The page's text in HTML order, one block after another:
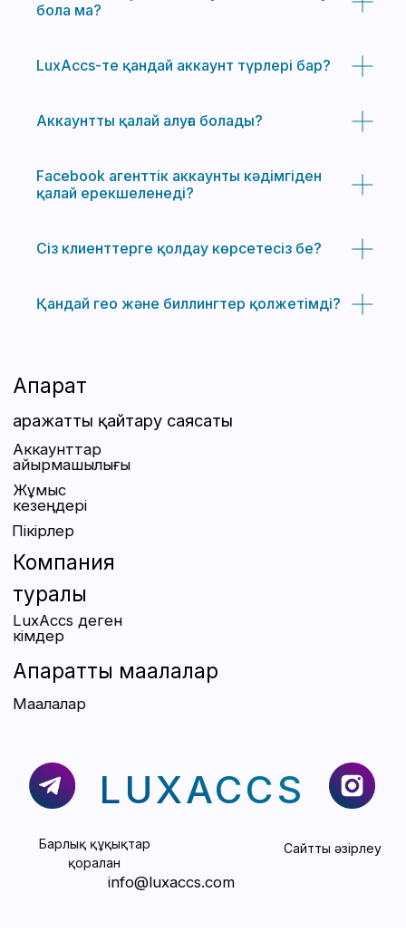
бола ма?
LuxAccs-те қандай аккаунт түрлері бар?
Аккаунтты қалай алуға болады?
Facebook агенттік аккаунты кәдімгіден
қалай ерекшеленеді?
Сіз клиенттерге қолдау көрсетесіз бе?
Қандай гео және биллингтер қолжетімді?